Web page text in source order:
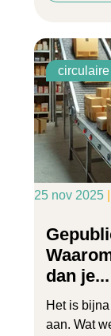
25 nov 2025
dan je...
Het is
aan. Wat